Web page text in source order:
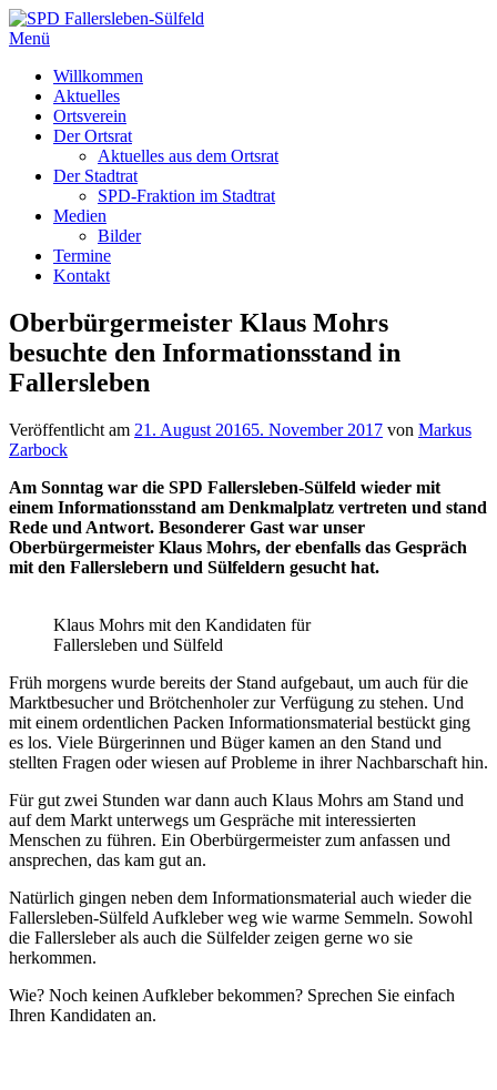
Zum
Inhalt
Menü
Willkommen
Aktuelles
Ortsverein
Der Ortsrat
Aktuelles aus dem Ortsrat
Der Stadtrat
SPD-Fraktion im Stadtrat
Medien
Bilder
Termine
Kontakt
Oberbürgermeister Klaus Mohrs
besuchte den Informationsstand in
Fallersleben
Veröffentlicht am 21. August 20165. November 2017 von Markus
Zarbock
Am Sonntag war die SPD Fallersleben-Sülfeld wieder mit
einem Informationsstand am Denkmalplatz vertreten und stand
Rede und Antwort. Besonderer Gast war unser
Oberbürgermeister Klaus Mohrs, der ebenfalls das Gespräch
mit den Fallerslebern und Sülfeldern gesucht hat.
Klaus Mohrs mit den Kandidaten für
Fallersleben und Sülfeld
Früh morgens wurde bereits der Stand aufgebaut, um auch für die
Marktbesucher und Brötchenholer zur Verfügung zu stehen. Und
mit einem ordentlichen Packen Informationsmaterial bestückt ging
es los. Viele Bürgerinnen und Büger kamen an den Stand und
stellten Fragen oder wiesen auf Probleme in ihrer Nachbarschaft hin.
Für gut zwei Stunden war dann auch Klaus Mohrs am Stand und
auf dem Markt unterwegs um Gespräche mit interessierten
Menschen zu führen. Ein Oberbürgermeister zum anfassen und
ansprechen, das kam gut an.
Natürlich gingen neben dem Informationsmaterial auch wieder die
Fallersleben-Sülfeld Aufkleber weg wie warme Semmeln. Sowohl
die Fallersleber als auch die Sülfelder zeigen gerne wo sie
herkommen.
Wie? Noch keinen Aufkleber bekommen? Sprechen Sie einfach
Ihren Kandidaten an.